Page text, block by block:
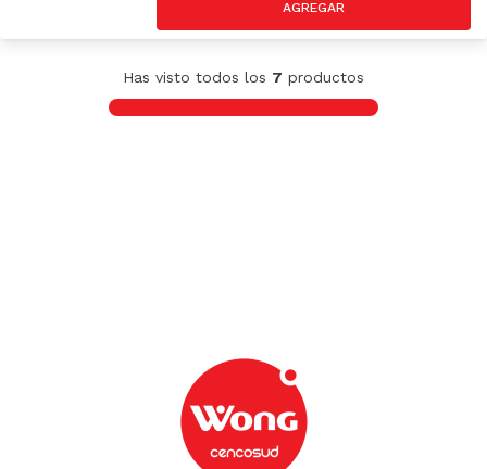
Has visto todos los 7 productos